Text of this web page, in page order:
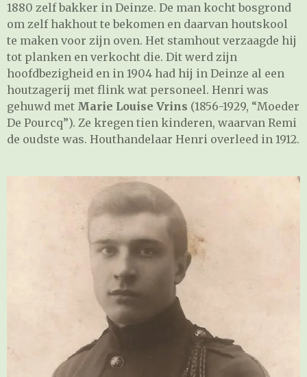
1880 zelf bakker in Deinze. De man kocht bosgrond
om zelf hakhout te bekomen en daarvan houtskool
te maken voor zijn oven. Het stamhout verzaagde hij
tot planken en verkocht die. Dit werd zijn
hoofdbezigheid en in 1904 had hij in Deinze al een
houtzagerij met flink wat personeel. Henri was
gehuwd met Marie Louise Vrins (1856-1929, “Moeder
De Pourcq”). Ze kregen tien kinderen, waarvan Remi
de oudste was. Houthandelaar Henri overleed in 1912.